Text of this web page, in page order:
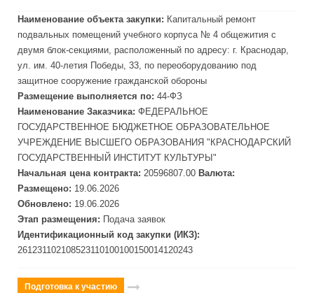
Наименование объекта закупки: Капитальный ремонт
подвальных помещений учебного корпуса № 4 общежития с
двумя блок-секциями, расположенный по адресу: г. Краснодар,
ул. им. 40-летия Победы, 33, по переоборудованию под
защитное сооружение гражданской обороны
Размещение выполняется по: 44-ФЗ
Наименование Заказчика: ФЕДЕРАЛЬНОЕ
ГОСУДАРСТВЕННОЕ БЮДЖЕТНОЕ ОБРАЗОВАТЕЛЬНОЕ
УЧРЕЖДЕНИЕ ВЫСШЕГО ОБРАЗОВАНИЯ "КРАСНОДАРСКИЙ
ГОСУДАРСТВЕННЫЙ ИНСТИТУТ КУЛЬТУРЫ"
Начальная цена контракта: 20596807.00 Валюта:
Размещено: 19.06.2026
Обновлено: 19.06.2026
Этап размещения: Подача заявок
Идентификационный код закупки (ИКЗ):
261231102108523110100100150014120243
Подготовка к участию